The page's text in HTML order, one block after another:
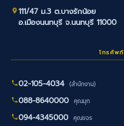
111/47 ม.3 ต.บางรักน้อย
อ.เมืองนนทบุรี จ.นนทบุรี 11000
โทรศัพท์
02-105-4034 (สำนักงาน)
088-8640000 คุณมุก
094-4345000 คุณขจร